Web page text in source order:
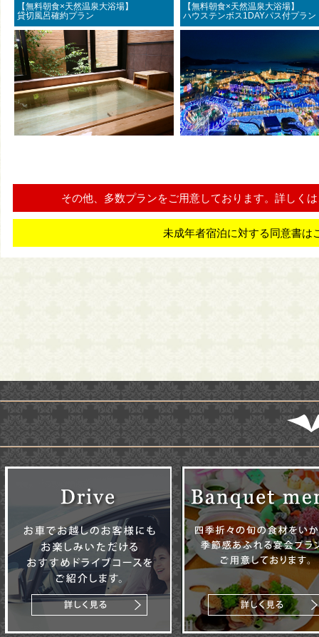
【無料朝食×天然温泉大浴場】
貸切風呂確約プラン
【無料朝食×天然温泉大浴
ハウステンボス1DAYパス付プラン
その他、多数プランをご用意しております。詳しく
未成年者宿泊に対する同意書は